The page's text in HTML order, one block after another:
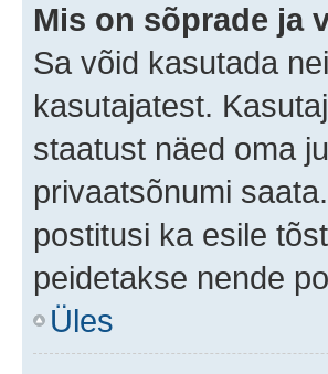
Mis on sõprade ja
Sa võid kasutada
kasutajatest.
staatust näed oma
privaatsõnumi
postitusi ka esile
peidetakse nende
Üles